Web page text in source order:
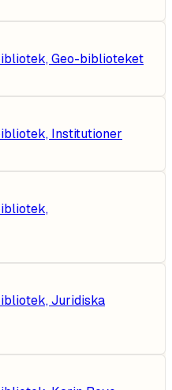
Geo-biblioteket
Institutioner
Juridiska